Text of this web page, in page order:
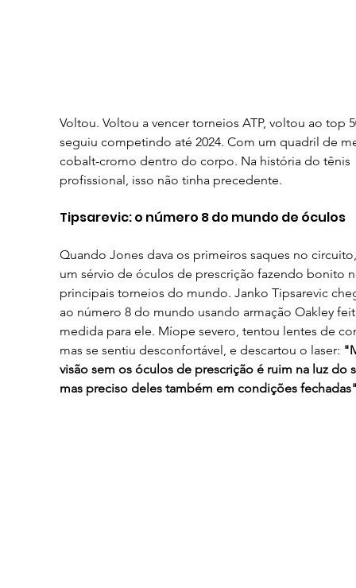
Voltou. Voltou a vencer torneios ATP, voltou ao top
seguiu competindo até 2024. Com um quadril de
cobalt-cromo dentro do corpo. Na história do tênis
profissional, isso não tinha precedente.
Tipsarevic: o número 8 do mundo de óculos
Quando Jones dava os primeiros saques no
um sérvio de óculos de prescrição fazendo bonito
principais torneios do mundo. Janko Tipsarevic
ao número 8 do mundo usando armação Oakley
medida para ele. Míope severo, tentou lentes de
mas se sentiu desconfortável, e descartou o laser:
visão sem os óculos de prescrição é ruim na luz do
mas preciso deles também em condições